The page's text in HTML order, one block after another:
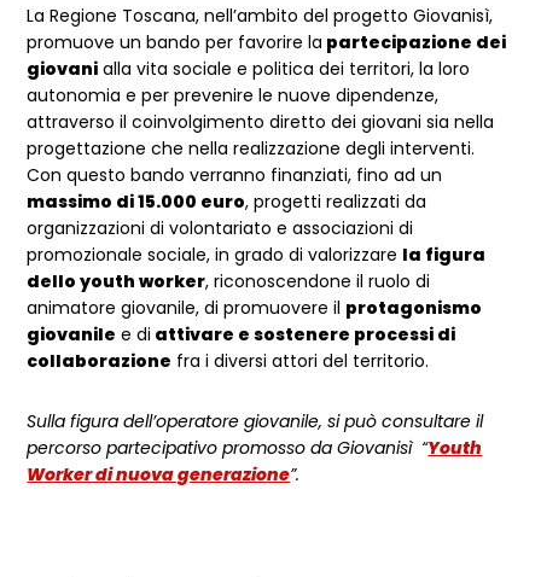
La Regione Toscana, nell’ambito del progetto Giovanisì,
promuove un bando per favorire la partecipazione dei
giovani alla vita sociale e politica dei territori, la loro
autonomia e per prevenire le nuove dipendenze,
attraverso il coinvolgimento diretto dei giovani sia nella
progettazione che nella realizzazione degli interventi.
Con questo bando verranno finanziati, fino ad un
massimo di 15.000 euro, progetti realizzati da
organizzazioni di volontariato e associazioni di
promozionale sociale, in grado di valorizzare la figura
dello youth worker, riconoscendone il ruolo di
animatore giovanile, di promuovere il protagonismo
giovanile e di attivare e sostenere processi di
collaborazione fra i diversi attori del territorio.
Sulla figura dell’operatore giovanile, si può consultare il
percorso partecipativo promosso da Giovanisì “Youth
Worker di nuova generazione”.